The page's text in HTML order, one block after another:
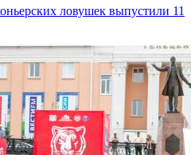
ловушек выпустили 11